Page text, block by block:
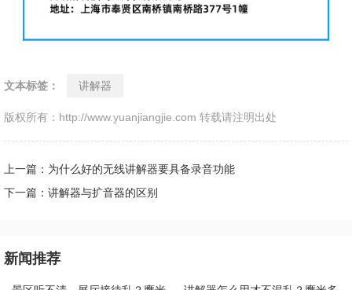
文本标签： 讲解器
版权所有：http://www.yuanjiangjie.com 转载请注明出处
上一篇：为什么好的无线讲解器要具备录音功能
下一篇：讲解器与扩音器的区别
新闻推荐